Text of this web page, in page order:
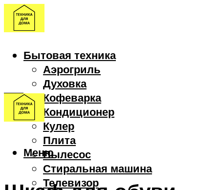
Бытовая техника
Аэрогриль
Духовка
Кофеварка
Кондиционер
Кулер
Плита
Пылесос
Стиральная машина
Телевизор
Меню